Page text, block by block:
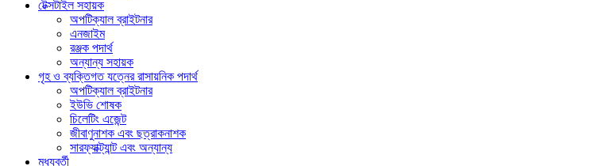
টেক্সটাইল সহায়ক
অপটিক্যাল ব্রাইটনার
এনজাইম
রঞ্জক পদার্থ
অন্যান্য সহায়ক
গৃহ ও ব্যক্তিগত যত্নের রাসায়নিক পদার্থ
অপটিক্যাল ব্রাইটনার
ইউভি শোষক
চিলেটিং এজেন্ট
জীবাণুনাশক এবং ছত্রাকনাশক
সারফ্যাক্ট্যান্ট এবং অন্যান্য
মধ্যবর্তী